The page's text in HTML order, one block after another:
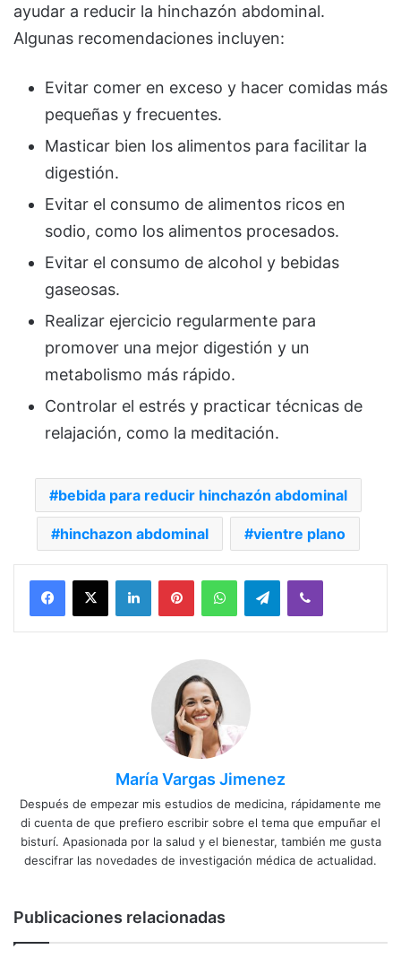
ayudar a reducir la hinchazón abdominal.
Algunas recomendaciones incluyen:
Evitar comer en exceso y hacer comidas más
pequeñas y frecuentes.
Masticar bien los alimentos para facilitar la
digestión.
Evitar el consumo de alimentos ricos en
sodio, como los alimentos procesados.
Evitar el consumo de alcohol y bebidas
gaseosas.
Realizar ejercicio regularmente para
promover una mejor digestión y un
metabolismo más rápido.
Controlar el estrés y practicar técnicas de
relajación, como la meditación.
bebida para reducir hinchazón abdominal
hinchazon abdominal vientre plano
Facebook
X LinkedInPinterestWhatsAppTelegramViber
María Vargas Jimenez
Después de empezar mis estudios de medicina, rápidamente me
di cuenta de que prefiero escribir sobre el tema que empuñar el
bisturí. Apasionada por la salud y el bienestar, también me gusta
descifrar las novedades de investigación médica de actualidad.
Publicaciones relacionadas